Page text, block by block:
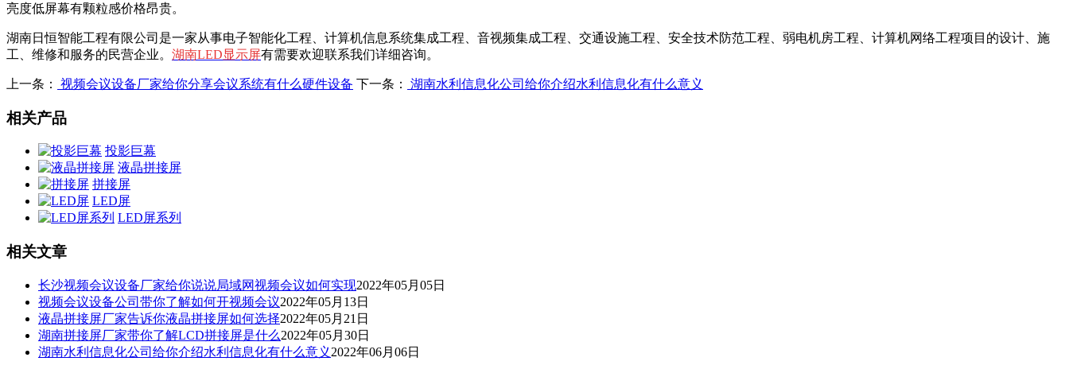
亮度低屏幕有颗粒感价格昂贵。
湖南日恒智能工程有限公司是一家从事电子智能化工程、计算机信息系统集成工程、音视频集成工程、交通设施工程、安全技术防范工程、弱电机房工程、计算机网络工程项目的设计、施
工、维修和服务的民营企业。 湖南LED显示屏有需要欢迎联系我们详细咨询。
上一条： 视频会议设备厂家给你分享会议系统有什么硬件设备 下一条： 湖南水利信息化公司给你介绍水利信息化有什么意义
相关产品
投影巨幕
液晶拼接屏
拼接屏
LED屏
LED屏系列
相关文章
长沙视频会议设备厂家给你说说局域网视频会议如何实现2022年05月05日
视频会议设备公司带你了解如何开视频会议2022年05月13日
液晶拼接屏厂家告诉你液晶拼接屏如何选择2022年05月21日
湖南拼接屏厂家带你了解LCD拼接屏是什么2022年05月30日
湖南水利信息化公司给你介绍水利信息化有什么意义 2022年06月06日